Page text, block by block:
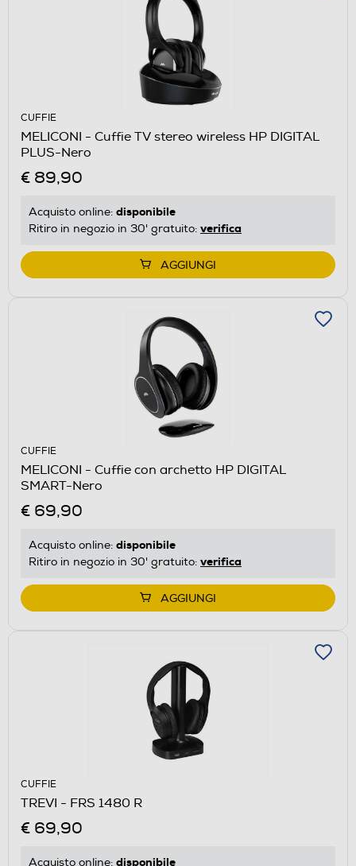
CUFFIE
MELICONI - Cuffie TV stereo wireless HP DIGITAL
PLUS-Nero
€ 89,90
Acquisto online: disponibile
Ritiro in negozio in 30' gratuito: verifica
AGGIUNGI
CUFFIE
MELICONI - Cuffie con archetto HP DIGITAL
SMART-Nero
€ 69,90
Acquisto online: disponibile
Ritiro in negozio in 30' gratuito: verifica
AGGIUNGI
CUFFIE
TREVI - FRS 1480 R
€ 69,90
Acquisto online: disponibile